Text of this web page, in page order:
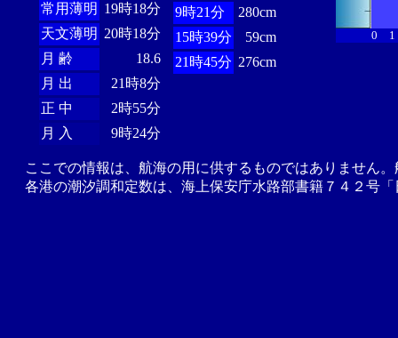
常用薄明 19時18分
天文薄明 20時18分
月 齢
18.6
月 出
21時8分
正 中
2時55分
月 入
9時24分
9時21分
280cm
15時39分
59cm
21時45分 276cm
0 1
ここでの情報は、航海の用に供するものではありません
各港の潮汐調和定数は、海上保安庁水路部書籍７４２号